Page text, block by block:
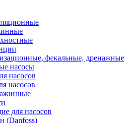
фекальные, дренажные
насосы
насосов
насосов
для насосов
(Danfoss)